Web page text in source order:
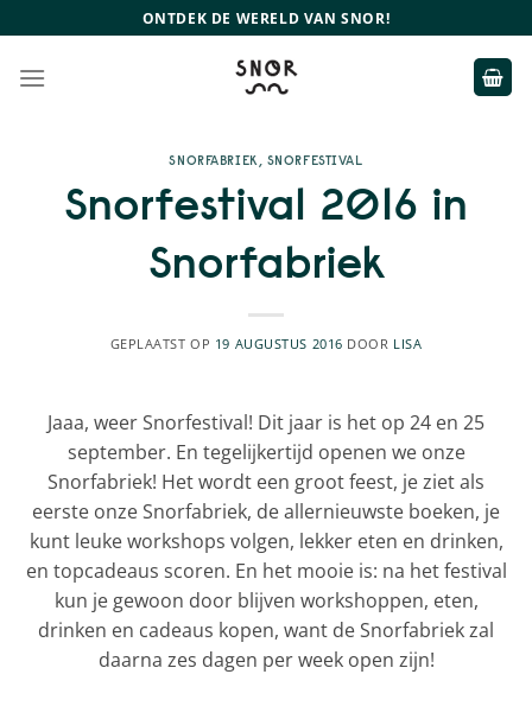
naar
inhoud
ONTDEK DE WERELD VAN SNOR!
SNORFABRIEK, SNORFESTIVAL
Snorfestival 2016 in
Snorfabriek
GEPLAATST OP 19 AUGUSTUS 2016 DOOR LISA
Jaaa, weer Snorfestival! Dit jaar is het op 24 en 25
september. En tegelijkertijd openen we onze
Snorfabriek! Het wordt een groot feest, je ziet als
eerste onze Snorfabriek, de allernieuwste boeken, je
kunt leuke workshops volgen, lekker eten en drinken,
en topcadeaus scoren. En het mooie is: na het festival
kun je gewoon door blijven workshoppen, eten,
drinken en cadeaus kopen, want de Snorfabriek zal
daarna zes dagen per week open zijn!